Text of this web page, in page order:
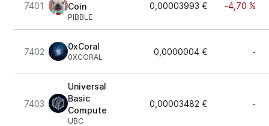
7401
Coin
PIBBLE
0,00003993 € -4,70 %
7402
0xCoral
0XCORAL
0,0000004 € -
7403
Universal
Basic
Compute
UBC
0,00003482 € -